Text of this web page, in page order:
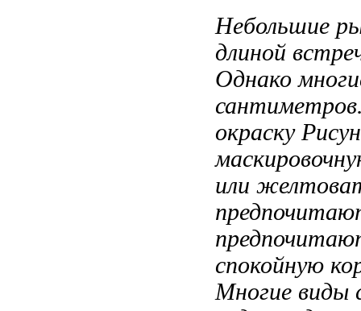
Небольшие
длиной
Однако
окраску
или
спокойную
Многие виды